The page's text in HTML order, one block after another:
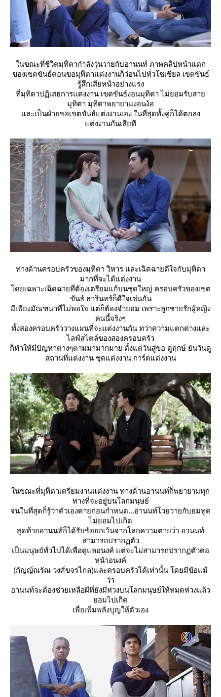
นขณะที่ชีวิตมุทิตากำลังวุ่นวายกับอานนท์ ภาพคลิปหน้าแตก
ของเขตขันธ์ตอนขอมุทิตาแต่งงานก็ว่อนไปทั่วโซเชียล เขตขันธ์
รู้สึกเสียหน้าอย่างแรง
ที่มุทิตาปฏิเสธการแต่งงาน เขตขันธ์งอนมุทิตา ไม่ยอมรับสา
มุทิตา มุทิตาพยายามงอนง้อ
ละเป็นฝ่ายขอเขตขันธ์แต่งงานเอง ในที่สุดทั้งคู่ก็ได้ตกลง
ต่งงานกันเสียที
ทางด้านครอบครัวของมุทิตา วิหาร และเฉิดฉายดีใจกับมุทิตา
มากที่จะได้แต่งงาน
ดยเฉพาะเฉิดฉายที่ต้องเตรียมแก้บนชุดใหญ่ ครอบครัวของเขต
ขันธ์ ธารินทร์ก็ดีใจเช่นกัน
มีเพียงมัณฑนาที่ไม่พอใจ แต่ก็ต้องจำยอม เพราะลูกชายรักผู้หญิง
คนนี้จริงๆ
ทั้งสองครอบครัววางแผนที่จะแต่งงานกัน ทว่าความแตกต่างและ
ไลฟ์สไตล์ของสองครอบครัว
ก็ทำให้มีปัญหาต่างๆตามมามากมาย ตั้งแต่วันสู่ขอ ดูฤกษ์ ยันวันดู
สถานที่แต่งงาน ชุดแต่งงาน การ์ดแต่งงาน
นขณะที่มุทิตาเตรียมงานแต่งงาน ทางด้านอานนท์ก็พยายามทุก
ทางที่จะอยู่บนโลกมนุษย์
จนในที่สุดก็รู้ว่าตัวเองตายก่อนกำหนด...อานนท์โวยวายกับยมทูต
ไม่ยอมไปเกิด
สุดท้ายอานนท์ก็ได้รับข้อยกเว้นจากโลกความตายว่า อานนท์
สามารถปรากฏตัว
เป็นมนุษย์ทั่วไปได้เพื่อดูแลอนงค์ แต่จะไม่สามารถปรากฏตัวต่อ
หน้าอนงค์
(กัญญ์ณรัณ วงศ์ขจรไกล)และครอบครัวได้เท่านั้น โดยมีข้อแม้
ว่า
อานนท์จะต้องช่วยเหลือผีที่ยังมีห่วงบนโลกมนุษย์ให้หมดห่วงแล้ว
อมไปเกิด
เพื่อเพิ่มพลังบุญให้ตัวเอง